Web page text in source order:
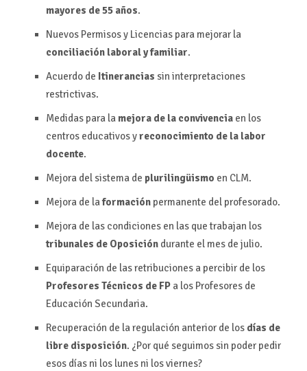
mayores de 55 años.
Nuevos Permisos y Licencias para mejorar la
conciliación laboral y familiar.
Acuerdo de Itinerancias sin interpretaciones
restrictivas.
Medidas para la mejora de la convivenciaen los
centros educativos yreconocimiento de la labor
docente.
Mejora del sistema de plurilingüismo en CLM.
Mejora de laformaciónpermanente del profesorado.
Mejora de las condiciones en las que trabajan los
tribunales de Oposicióndurante el mes de julio.
Equiparación de las retribuciones a percibir de los
Profesores Técnicos de FPa los Profesores de
Educación Secundaria.
Recuperación de la regulación anterior de los días de
libre disposición. ¿Por qué seguimos sin poder pedir
esos días ni los lunes ni los viernes?